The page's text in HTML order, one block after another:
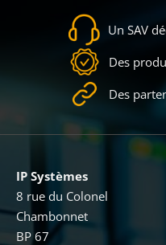
Un SAV
Des
Des
IP Systèmes
8 rue du Colonel
Chambonnet
BP 67